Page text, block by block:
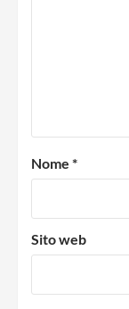
Nome *
Sito web